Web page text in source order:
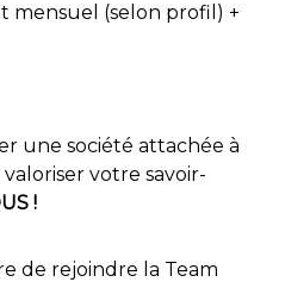
mensuel (selon profil) +
une société attachée à
votre savoir-
!
de rejoindre la Team